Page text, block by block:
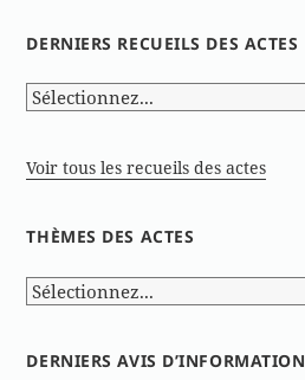
DERNIERS RECUEILS DES ACTES
Voir tous les recueils des actes
THÈMES DES ACTES
DERNIERS AVIS D’INFORMATION